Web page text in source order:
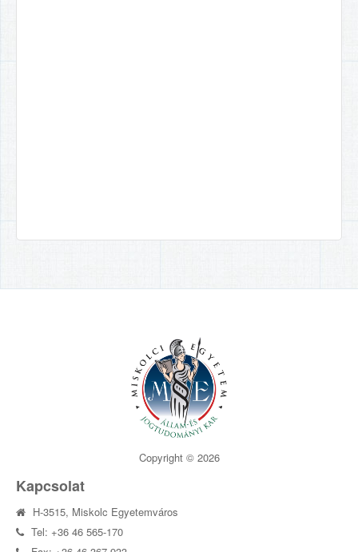
Copyright © 2026
Kapcsolat
H-3515, Miskolc Egyetemváros
Tel: +36 46 565-170